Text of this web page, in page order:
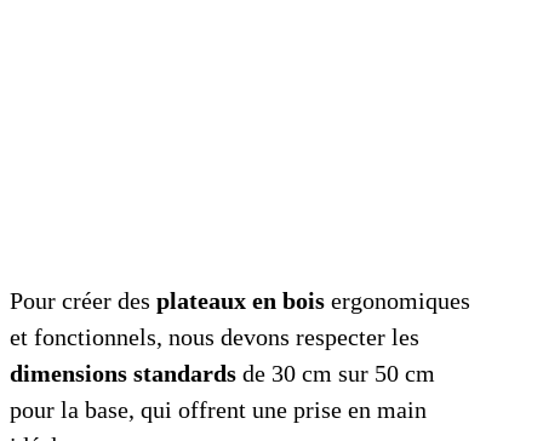
Pour créer des plateaux en bois ergonomiques
et fonctionnels, nous devons respecter les
dimensions standards de 30 cm sur 50 cm
pour la base, qui offrent une prise en main